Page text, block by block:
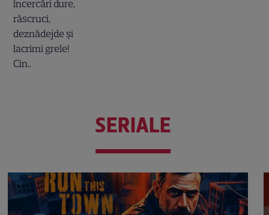
SERIALE